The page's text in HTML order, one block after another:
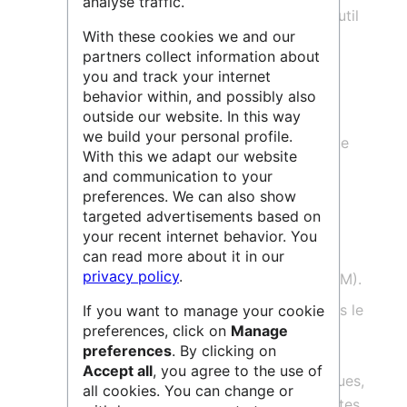
double faisceau (FIB/SEM) comme outil
de préparation pour des analyses en
microscopie électronique
environnementale.
un microscope électronique en
transmission, à émission de champ de
type Schottky
un microscope électronique en
transmission à émission de champ
(cathode froide)
un microscope à force atomique (AFM).
Le CLYMdispose d’une expertisedans le
domaine dela caractérisation et
observation In Situ d'échantillons
organiques ou inorganiques(métalliques,
With these cookies we and our
partners collect information about
you and track your internet
behavior within, and possibly also
outside our website. In this way
we build your personal profile.
With this we adapt our website
and communication to your
preferences. We can also show
targeted advertisements based on
your recent internet behavior. You
can read more about it in our
privacy policy.
If you want to manage your cookie
preferences, click on Manage
preferences. By clicking on
Accept all, you agree to the use of
all cookies. You can change or